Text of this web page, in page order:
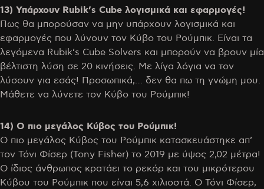
13) Υπάρχουν Rubik’s Cube λογισμικά και εφαρμογές!
Πως θα μπορούσαν να μην υπάρχουν λογισμικά και
εφαρμογές που λύνουν τον Κύβο του Ρούμπικ. Είναι τα
λεγόμενα Rubik’s Cube Solvers και μπορούν να βρουν μία
βέλτιστη λύση σε 20 κινήσεις. Με λίγα λόγια να τον
λύσουν για εσάς! Προσωπικά,… δεν θα πω τη γνώμη μου.
Μάθετε να λύνετε τον Κύβο του Ρούμπικ!
14) Ο πιο μεγάλος Κύβος του Ρούμπικ!
Ο πιο μεγάλος Κύβος του Ρούμπικ κατασκευάστηκε απ’
τον Τόνι Φίσερ (Tony Fisher) το 2019 με ύψος 2,02 μέτρα!
Ο ίδιος άνθρωπος κρατάει το ρεκόρ και του μικρότερου
Κύβου του Ρούμπικ που είναι 5,6 χιλιοστά. Ο Τόνι Φίσερ,